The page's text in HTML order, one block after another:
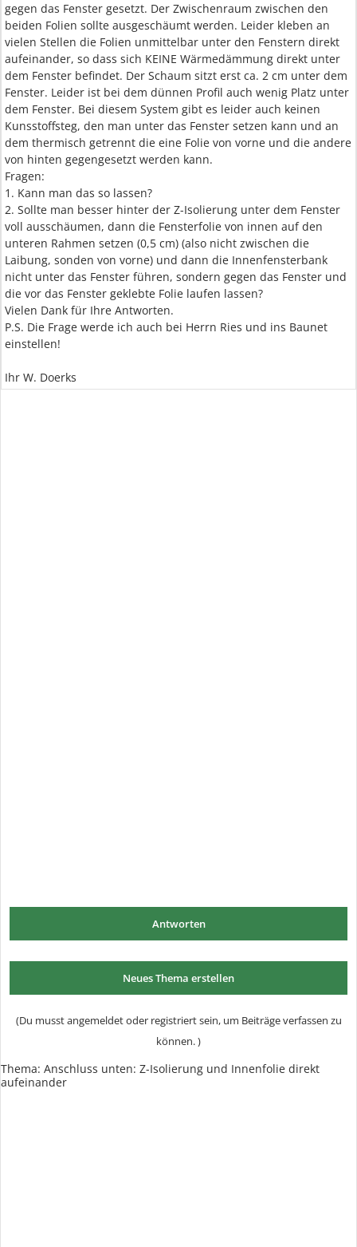
gegen das Fenster gesetzt. Der Zwischenraum zwischen den
beiden Folien sollte ausgeschäumt werden. Leider kleben an
vielen Stellen die Folien unmittelbar unter den Fenstern direkt
aufeinander, so dass sich KEINE Wärmedämmung direkt unter
dem Fenster befindet. Der Schaum sitzt erst ca. 2 cm unter dem
Fenster. Leider ist bei dem dünnen Profil auch wenig Platz unter
dem Fenster. Bei diesem System gibt es leider auch keinen
Kunsstoffsteg, den man unter das Fenster setzen kann und an
dem thermisch getrennt die eine Folie von vorne und die andere
von hinten gegengesetzt werden kann.
Fragen:
1. Kann man das so lassen?
2. Sollte man besser hinter der Z-Isolierung unter dem Fenster
voll ausschäumen, dann die Fensterfolie von innen auf den
unteren Rahmen setzen (0,5 cm) (also nicht zwischen die
Laibung, sonden von vorne) und dann die Innenfensterbank
nicht unter das Fenster führen, sondern gegen das Fenster und
die vor das Fenster geklebte Folie laufen lassen?
Vielen Dank für Ihre Antworten.
P.S. Die Frage werde ich auch bei Herrn Ries und ins Baunet
einstellen!
Ihr W. Doerks
Antworten
Neues Thema erstellen
(Du musst angemeldet oder registriert sein, um Beiträge verfassen zu
können. )
Thema: Anschluss unten: Z-Isolierung und Innenfolie direkt
aufeinander